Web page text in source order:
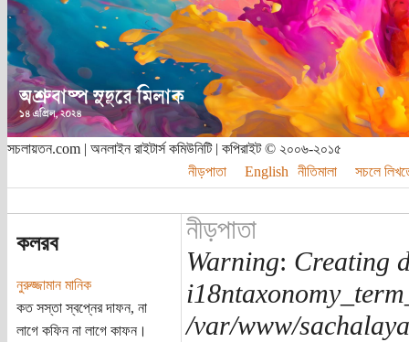
সচলায়তন.com | অনলাইন রাইটার্স কমিউনিটি | কপিরাইট © ২০০৬-২০১৫
নীড়পাতা
English নীতিমালা সচলে
কলরব
নুরুজ্জামান মানিক
কত সস্তা স্বপ্নের দাফন, না
লাগে কফিন না লাগে কাফন।
নীড়পাতা
Warning: Creating
/var/www/